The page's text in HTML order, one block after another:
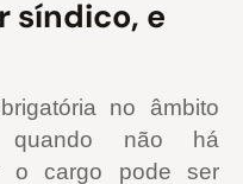
síndico, e
no âmbito
quando não há
o cargo pode ser